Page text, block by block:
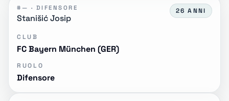
#— · DIFENSORE
Stanišić Josip
26 ANNI
CLUB
FC Bayern München (GER)
RUOLO
Difensore